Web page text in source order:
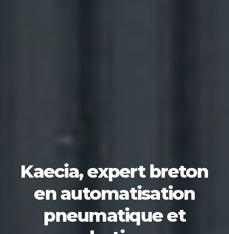
Kaecia, expert breton
en automatisation
pneumatique et